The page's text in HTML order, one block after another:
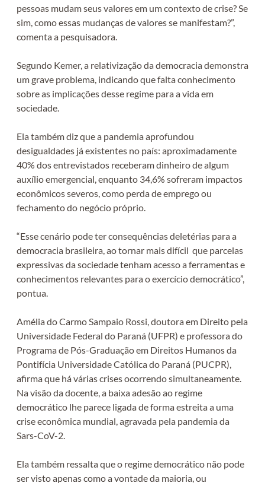
pessoas mudam seus valores em um contexto de crise? Se
sim, como essas mudanças de valores se manifestam?”,
comenta a pesquisadora.
Segundo Kemer, a relativização da democracia demonstra
um grave problema, indicando que falta conhecimento
sobre as implicações desse regime para a vida em
sociedade.
Ela também diz que a pandemia aprofundou
desigualdades já existentes no país: aproximadamente
40% dos entrevistados receberam dinheiro de algum
auxílio emergencial, enquanto 34,6% sofreram impactos
econômicos severos, como perda de emprego ou
fechamento do negócio próprio.
“Esse cenário pode ter consequências deletérias para a
democracia brasileira, ao tornar mais difícil que parcelas
expressivas da sociedade tenham acesso a ferramentas e
conhecimentos relevantes para o exercício democrático”,
pontua.
‪Amélia do Carmo Sampaio Rossi, doutora em Direito pela
Universidade Federal do Paraná (UFPR) e professora do
Programa de Pós-Graduação em Direitos Humanos da
Pontifícia Universidade Católica do Paraná (PUCPR),
afirma que há várias crises ocorrendo simultaneamente.
Na visão da docente, a baixa adesão ao regime
democrático lhe parece ligada de forma estreita a uma
crise econômica mundial, agravada pela pandemia da
Sars-CoV-2. ‬‬
Ela também ressalta que o regime democrático não pode
ser visto apenas como a vontade da maioria, ou